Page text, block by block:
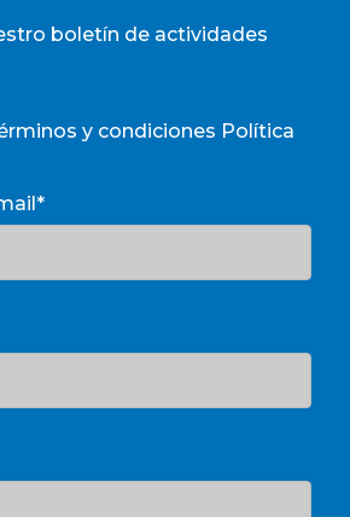
boletín de actividades
y condiciones Política